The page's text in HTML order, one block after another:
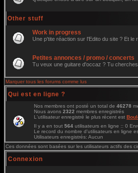
Other stuff
Work in progress
Une p'tite réaction sur l'Edito du site ? Et le
Petites annonces / promo / concerts
Tu veux une guitare d'occaz ? Tu
Marquer tous les forums comme lus
Qui est en ligne ?
Nos membres ont posté un total de 46278
Nous avons 2322 membres enregistrés
L'utilisateur enregistré le plus récent est
Il y a en tout 564 utilisateurs en ligne :: 0
Le record du nombre d'utilisateurs en ligne
Utilisateurs enregistrés: Aucun
Ces données sont basées sur les utilisateurs actifs des
Connexion